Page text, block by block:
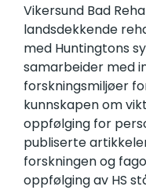
Vikersund Bad
landsdekkende
med Huntingtons
samarbeider med
forskningsmiljøer
kunnskapen om
oppfølging for
publiserte
forskningen og
oppfølging av HS